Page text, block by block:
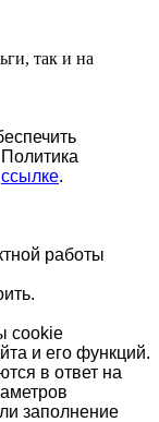
так и на
ссылке.
работы
cookie
и его функций.
в ответ на
заполнение